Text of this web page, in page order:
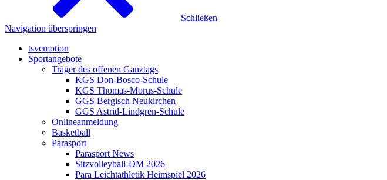
Schließen
Navigation überspringen
tsvemotion
Sportangebote
Träger des offenen Ganztags
KGS Don-Bosco-Schule
KGS Thomas-Morus-Schule
GGS Bergisch Neukirchen
GGS Astrid-Lindgren-Schule
Onlineanmeldung
Basketball
Parasport
Parasport News
Sitzvolleyball-DM 2026
Para Leichtathletik Heimspiel 2026